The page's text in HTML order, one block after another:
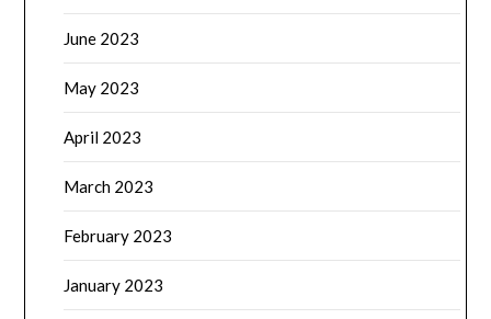
June 2023
May 2023
April 2023
March 2023
February 2023
January 2023